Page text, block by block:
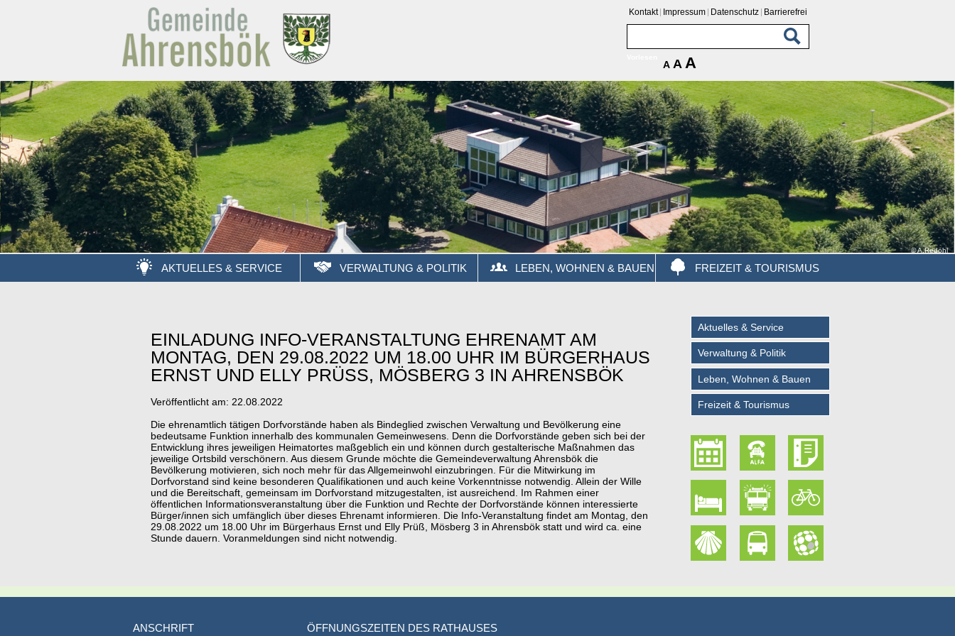
Kontakt Impressum Datenschutz Barrierefrei
A A A
© A.Redöhl
AKTUELLES & SERVICE VERWALTUNG & POLITIK LEBEN, WOHNEN & BAUEN FREIZEIT & TOURISMUS
EINLADUNG INFO-VERANSTALTUNG EHRENAMT AM
MONTAG, DEN 29.08.2022 UM 18.00 UHR IM BÜRGERHAUS
ERNST UND ELLY PRÜSS, MÖSBERG 3 IN AHRENSBÖK
Veröffentlicht am: 22.08.2022
Die ehrenamtlich tätigen Dorfvorstände haben als Bindeglied zwischen Verwaltung und Bevölkerung eine
bedeutsame Funktion innerhalb des kommunalen Gemeinwesens. Denn die Dorfvorstände geben sich bei der
Entwicklung ihres jeweiligen Heimatortes maßgeblich ein und können durch gestalterische Maßnahmen das
jeweilige Ortsbild verschönern. Aus diesem Grunde möchte die Gemeindeverwaltung Ahrensbök die
Bevölkerung motivieren, sich noch mehr für das Allgemeinwohl einzubringen. Für die Mitwirkung im
Dorfvorstand sind keine besonderen Qualifikationen und auch keine Vorkenntnisse notwendig. Allein der Wille
und die Bereitschaft, gemeinsam im Dorfvorstand mitzugestalten, ist ausreichend. Im Rahmen einer
öffentlichen Informationsveranstaltung über die Funktion und Rechte der Dorfvorstände können interessierte
Bürger/innen sich umfänglich über dieses Ehrenamt informieren. Die Info-Veranstaltung findet am Montag, den
29.08.2022 um 18.00 Uhr im Bürgerhaus Ernst und Elly Prüß, Mösberg 3 in Ahrensbök statt und wird ca. eine
Stunde dauern. Voranmeldungen sind nicht notwendig.
Aktuelles & Service
Verwaltung & Politik
Leben, Wohnen & Bauen
Freizeit & Tourismus
ANSCHRIFT ÖFFNUNGSZEITEN DES RATHAUSES